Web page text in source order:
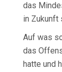
das
in Zukunft
Auf was
das
hatte und